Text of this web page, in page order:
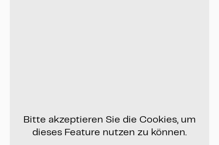
Bitte akzeptieren Sie die Cookies, um
dieses Feature nutzen zu können.